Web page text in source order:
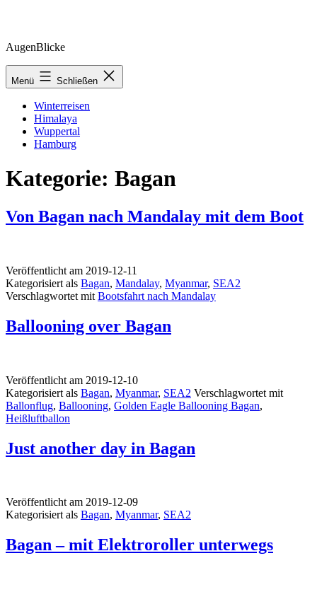
Zum
springen
AugenBlicke
Menü Schließen
Winterreisen
Himalaya
Wuppertal
Hamburg
Kategorie: Bagan
Von Bagan nach Mandalay mit dem Boot
Veröffentlicht am 2019-12-11
Kategorisiert als Bagan, Mandalay, Myanmar, SEA2
Verschlagwortet mit Bootsfahrt nach Mandalay
Ballooning over Bagan
Veröffentlicht am 2019-12-10
Kategorisiert als Bagan, Myanmar, SEA2 Verschlagwortet mit
Ballonflug, Ballooning, Golden Eagle Ballooning Bagan,
Heißluftballon
Just another day in Bagan
Veröffentlicht am 2019-12-09
Kategorisiert als Bagan, Myanmar, SEA2
Bagan – mit Elektroroller unterwegs